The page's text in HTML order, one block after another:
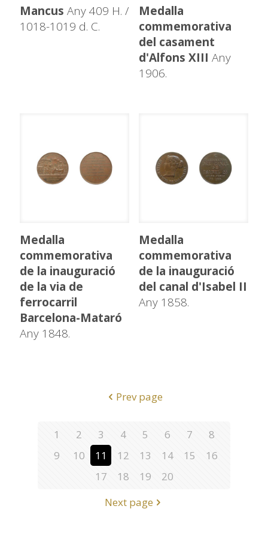
Mancus Any 409 H. /
1018-1019 d. C.
Medalla
commemorativa
del casament
d'Alfons XIII Any
1906.
Medalla
commemorativa
de la inauguració
de la via de
ferrocarril
Barcelona-Mataró
Any 1848.
Medalla
commemorativa
de la inauguració
del canal d'Isabel II
Any 1858.
Prev page
1 2 3 4 5 6 7
8
9
10 11 12 13 14 15
16
17
18 19
20
Next page